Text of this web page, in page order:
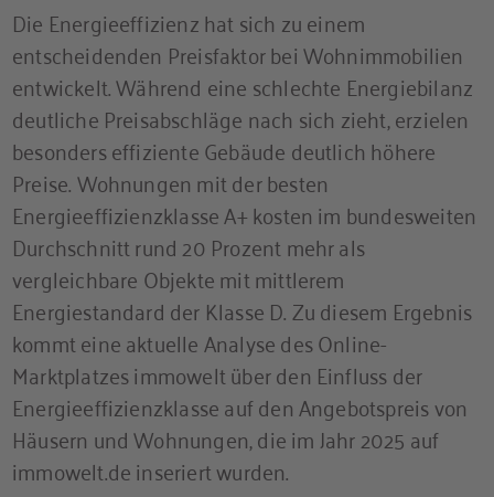
Die Energieeffizienz hat sich zu einem
entscheidenden Preisfaktor bei Wohnimmobilien
entwickelt. Während eine schlechte Energiebilanz
deutliche Preisabschläge nach sich zieht, erzielen
besonders effiziente Gebäude deutlich höhere
Preise. Wohnungen mit der besten
Energieeffizienzklasse A+ kosten im bundesweiten
Durchschnitt rund 20 Prozent mehr als
vergleichbare Objekte mit mittlerem
Energiestandard der Klasse D. Zu diesem Ergebnis
kommt eine aktuelle Analyse des Online-
Marktplatzes immowelt über den Einfluss der
Energieeffizienzklasse auf den Angebotspreis von
Häusern und Wohnungen, die im Jahr 2025 auf
immowelt.de inseriert wurden.